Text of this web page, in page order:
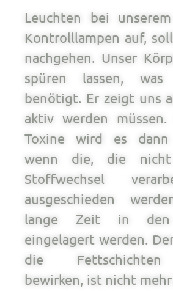
Leuchten bei
Kontrolllampen auf,
nachgehen. Unser
spüren lassen,
benötigt. Er zeigt uns
aktiv werden
Toxine wird es dann
wenn die, die
Stoffwechsel
ausgeschieden
lange Zeit in den
eingelagert werden.
die Fettschichten
bewirken, ist nicht mehr